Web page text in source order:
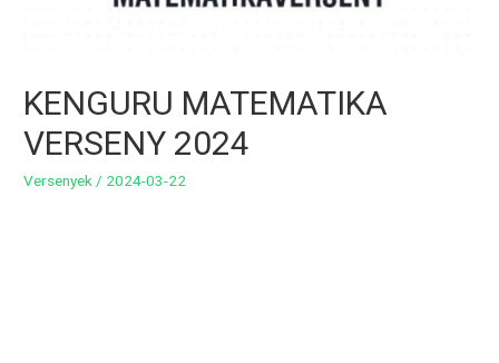
KENGURU MATEMATIKA
VERSENY 2024
Versenyek/ 2024-03-22